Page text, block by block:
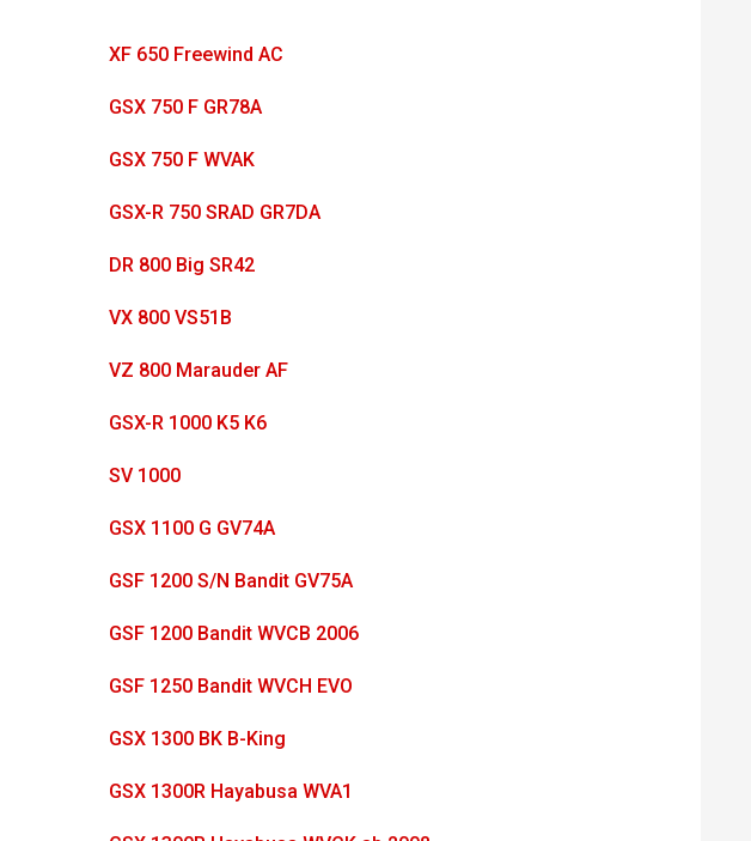
XF 650 Freewind AC
GSX 750 F GR78A
GSX 750 F WVAK
GSX-R 750 SRAD GR7DA
DR 800 Big SR42
VX 800 VS51B
VZ 800 Marauder AF
GSX-R 1000 K5 K6
SV 1000
GSX 1100 G GV74A
GSF 1200 S/N Bandit GV75A
GSF 1200 Bandit WVCB 2006
GSF 1250 Bandit WVCH EVO
GSX 1300 BK B-King
GSX 1300R Hayabusa WVA1